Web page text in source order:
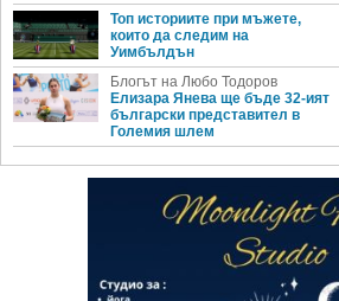
Топ историите при мъжете,
които да следим на
Уимбълдън
Блогът на Любо Тодоров
Елизара Янева ще бъде 32-ият
български представител в
Големия шлем